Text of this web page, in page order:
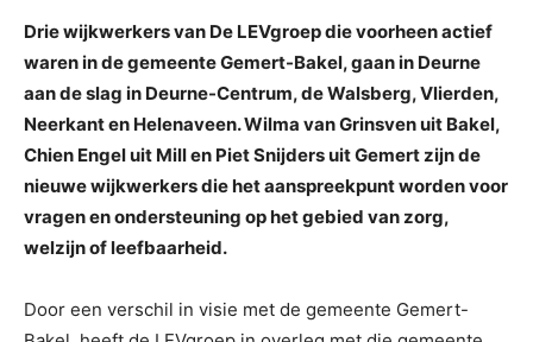
Drie wijkwerkers van De LEVgroep die voorheen actief
waren in de gemeente Gemert-Bakel, gaan in Deurne
aan de slag in Deurne-Centrum, de Walsberg, Vlierden,
Neerkant en Helenaveen. Wilma van Grinsven uit Bakel,
Chien Engel uit Mill en Piet Snijders uit Gemert zijn de
nieuwe wijkwerkers die het aanspreekpunt worden voor
vragen en ondersteuning op het gebied van zorg,
welzijn of leefbaarheid.
Door een verschil in visie met de gemeente Gemert-